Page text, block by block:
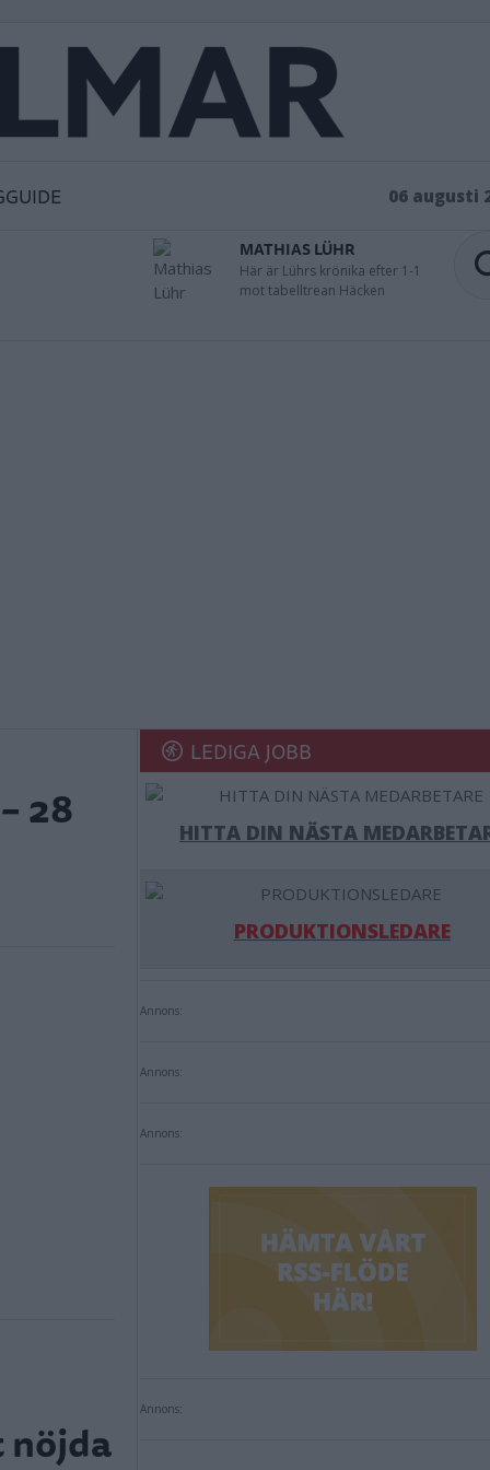
06 augusti
MATHIAS LÜHR
Här är Lührs krönika efter 1-1
mot tabelltrean Häcken
28
nöjda
LEDIGA JOBB
HITTA DIN NÄSTA
PRODUKTIONSLEDARE
Annons:
Annons:
Annons:
Annons: